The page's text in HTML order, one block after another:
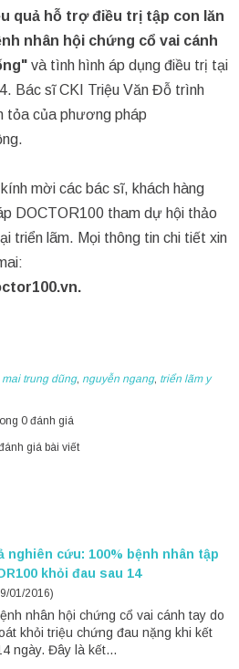
quả hỗ trợ điều trị tập con lăn
nhân hội chứng cổ vai cánh
và tình hình áp dụng điều trị tại
Bác sĩ CKI Triệu Văn Đỗ trình
tỏa của phương pháp
mời các bác sĩ, khách hàng
DOCTOR100 tham dự hội thảo
triển lãm. Mọi thông tin chi tiết xin
mai trung dũng, nguyễn ngang, triển lãm y
0 đánh giá
giá bài viết
nghiên cứu: 100% bệnh nhân tập
khỏi đau sau 14
01/2016)
nhân hội chứng cổ vai cánh tay do
khỏi triệu chứng đau nặng khi kết
ngày. Đây là kết...